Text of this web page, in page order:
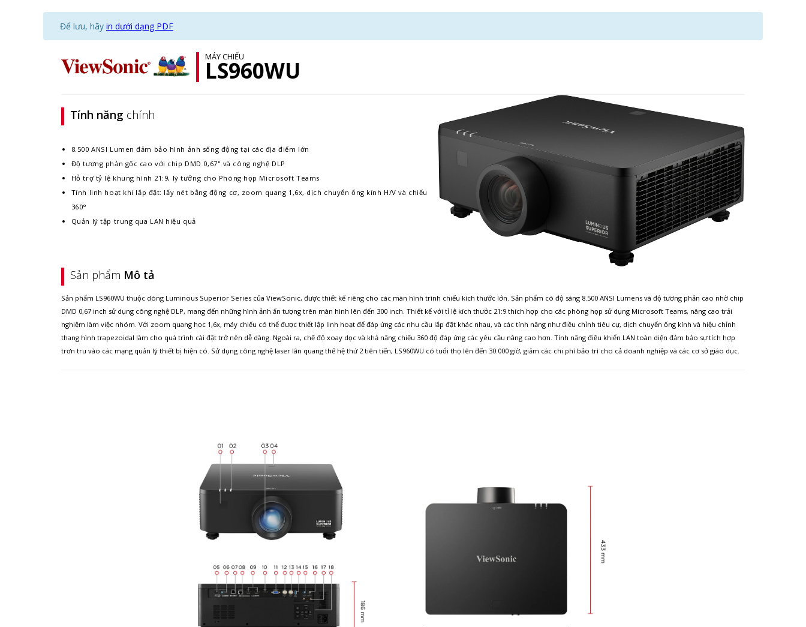
Để lưu, hãy in dưới dạng PDF
MÁY CHIẾU
LS960WU
Tính năng chính
8.500 ANSI Lumen đảm bảo hình ảnh sống động tại các địa điểm lớn
Độ tương phản gốc cao với chip DMD 0,67" và công nghệ DLP
Hỗ trợ tỷ lệ khung hình 21:9, lý tưởng cho Phòng họp Microsoft Teams
Tính linh hoạt khi lắp đặt: lấy nét bằng động cơ, zoom quang 1,6x, dịch chuyển ống kính H/V và chiếu
360°
Quản lý tập trung qua LAN hiệu quả
Sản phẩm Mô tả
Sản phẩm LS960WU thuộc dòng Luminous Superior Series của ViewSonic, được thiết kế riêng cho các màn hình trình chiếu kích thước lớn. Sản phẩm có độ sáng 8.500 ANSI Lumens và độ tương phản cao nhờ chip
DMD 0,67 inch sử dụng công nghệ DLP, mang đến những hình ảnh ấn tượng trên màn hình lên đến 300 inch. Thiết kế với tỉ lệ kích thước 21:9 thích hợp cho các phòng họp sử dụng Microsoft Teams, nâng cao trải
nghiệm làm việc nhóm. Với zoom quang học 1,6x, máy chiếu có thể được thiết lập linh hoạt để đáp ứng các nhu cầu lắp đặt khác nhau, và các tính năng như điều chỉnh tiêu cự, dịch chuyển ống kính và hiệu chỉnh
thang hình trapezoidal làm cho quá trình cài đặt trở nên dễ dàng. Ngoài ra, chế độ xoay dọc và khả năng chiếu 360 độ đáp ứng các yêu cầu nâng cao hơn. Tính năng điều khiển LAN toàn diện đảm bảo sự tích hợp
trơn tru vào các mạng quản lý thiết bị hiện có. Sử dụng công nghệ laser lân quang thế hệ thứ 2 tiên tiến, LS960WU có tuổi thọ lên đến 30.000 giờ, giảm các chi phí bảo trì cho cả doanh nghiệp và các cơ sở giáo dục.